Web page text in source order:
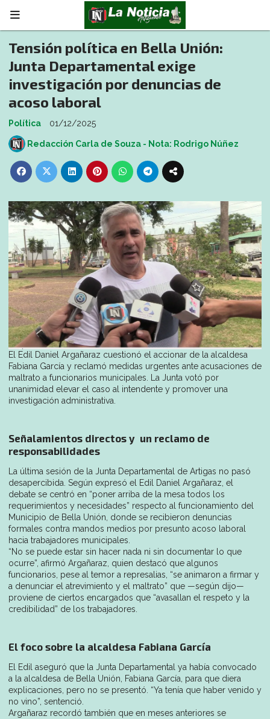
Tensión política en Bella Unión:
Junta Departamental exige
investigación por denuncias de
acoso laboral
Política 01/12/2025
Redacción Carla de Souza - Nota: Rodrigo Núñez
El Edil Daniel Argañaraz cuestionó el accionar de la alcaldesa
Fabiana García y reclamó medidas urgentes ante acusaciones de
maltrato a funcionarios municipales. La Junta votó por
unanimidad elevar el caso al intendente y promover una
investigación administrativa.
Señalamientos directos y un reclamo de
responsabilidades
La última sesión de la Junta Departamental de Artigas no pasó
desapercibida. Según expresó el Edil Daniel Argañaraz, el
debate se centró en “poner arriba de la mesa todos los
requerimientos y necesidades” respecto al funcionamiento del
Municipio de Bella Unión, donde se recibieron denuncias
formales contra mandos medios por presunto acoso laboral
hacia trabajadores municipales.
“No se puede estar sin hacer nada ni sin documentar lo que
ocurre”, afirmó Argañaraz, quien destacó que algunos
funcionarios, pese al temor a represalias, “se animaron a firmar y
a denunciar el atrevimiento y el maltrato” que —según dijo—
proviene de ciertos encargados que “avasallan el respeto y la
credibilidad” de los trabajadores.
El foco sobre la alcaldesa Fabiana García
El Edil aseguró que la Junta Departamental ya había convocado
a la alcaldesa de Bella Unión, Fabiana García, para que diera
explicaciones, pero no se presentó. “Ya tenía que haber venido y
no vino”, sentenció.
Argañaraz recordó también que en meses anteriores se